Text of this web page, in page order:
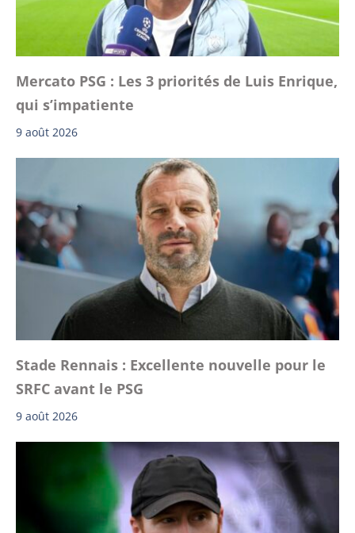
Mercato PSG : Les 3 priorités de Luis Enrique,
qui s’impatiente
9 août 2026
Stade Rennais : Excellente nouvelle pour le
SRFC avant le PSG
9 août 2026